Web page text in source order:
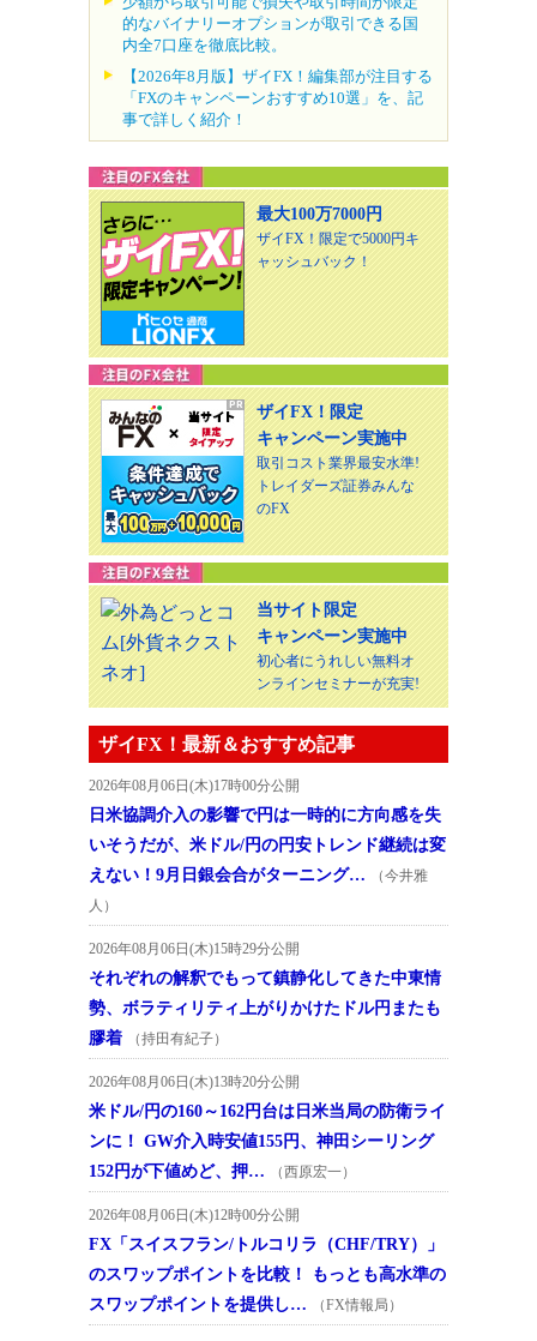
的なバイナリーオプションが取引できる国
内全7口座を徹底比較。
【2026年8月版】ザイFX！編集部が注目する
「FXのキャンペーンおすすめ10選」を、記
事で詳しく紹介！
最大100万7000円
ザイFX！限定で5000円キ
ャッシュバック！
ザイFX！限定
キャンペーン実施中
取引コスト業界最安水準!
トレイダーズ証券みんな
のFX
当サイト限定
キャンペーン実施中
初心者にうれしい無料オ
ンラインセミナーが充実!
ザイFX！最新＆おすすめ記事
2026年08月06日(木)17時00分公開
日米協調介入の影響で円は一時的に方向感を失
いそうだが、米ドル/円の円安トレンド継続は変
えない！9月日銀会合がターニング…
（今井雅
人）
2026年08月06日(木)15時29分公開
それぞれの解釈でもって鎮静化してきた中東情
勢、ボラティリティ上がりかけたドル円またも
膠着
（持田有紀子）
2026年08月06日(木)13時20分公開
米ドル/円の160～162円台は日米当局の防衛ライ
ンに！ GW介入時安値155円、神田シーリング
152円が下値めど、押…
（西原宏一）
2026年08月06日(木)12時00分公開
FX「スイスフラン/トルコリラ（CHF/TRY）」
のスワップポイントを比較！ もっとも高水準の
スワップポイントを提供し…
（FX情報局）